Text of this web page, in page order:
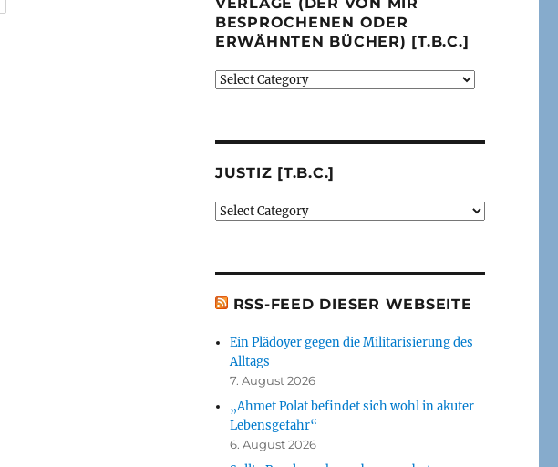
BESPROCHENEN ODER
ERWÄHNTEN BÜCHER) [T.B.C.]
Verlage
oder
Bücher)
JUSTIZ [T.B.C.]
Justiz
RSS-FEED DIESER WEBSEITE
Ein Plädoyer gegen die Militarisierung des
Alltags
7. August 2026
„Ahmet Polat befindet sich wohl in akuter
Lebensgefahr“
6. August 2026